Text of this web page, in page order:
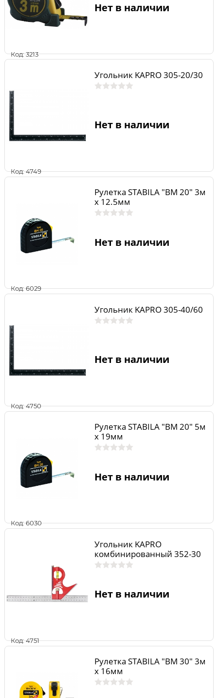
Код: 3213
Нет в наличии
Код: 4749
Угольник KAPRO 305-20/30
Нет в наличии
Код: 6029
Рулетка STABILA "BM 20" 3м
x 12.5мм
Нет в наличии
Код: 4750
Угольник KAPRO 305-40/60
Нет в наличии
Код: 6030
Рулетка STABILA "BM 20" 5м
x 19мм
Нет в наличии
Код: 4751
Угольник KAPRO
комбинированный 352-30
Нет в наличии
Рулетка STABILA "BM 30" 3м
x 16мм